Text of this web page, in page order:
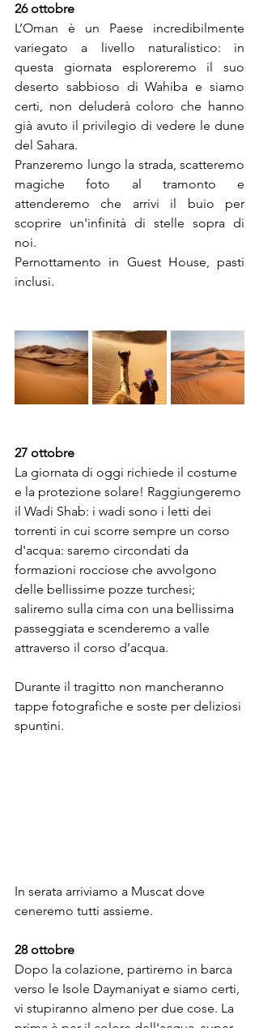
26 ottobre
L’Oman è un Paese incredibilmente
variegato a livello naturalistico: in
questa giornata esploreremo il suo
deserto sabbioso di Wahiba e siamo
certi, non deluderà coloro che hanno
già avuto il privilegio di vedere le dune
del Sahara.
Pranzeremo lungo la strada, scatteremo
magiche foto al tramonto e
attenderemo che arrivi il buio per
scoprire un'infinità di stelle sopra di
noi.
Pernottamento in Guest House, pasti
inclusi.
27 ottobre
La giornata di oggi richiede il costume
e la protezione solare! Raggiungeremo
il Wadi Shab: i wadi sono i letti dei
torrenti in cui scorre sempre un corso
d'acqua: saremo circondati da
formazioni rocciose che avvolgono
delle bellissime pozze turchesi;
saliremo sulla cima con una bellissima
passeggiata e scenderemo a valle
attraverso il corso d’acqua.
Durante il tragitto non mancheranno
tappe fotografiche e soste per deliziosi
spuntini.
In serata arriviamo a Muscat dove
ceneremo tutti assieme.
28 ottobre
Dopo la colazione, partiremo in barca
verso le Isole Daymaniyat e siamo certi,
vi stupiranno almeno per due cose. La